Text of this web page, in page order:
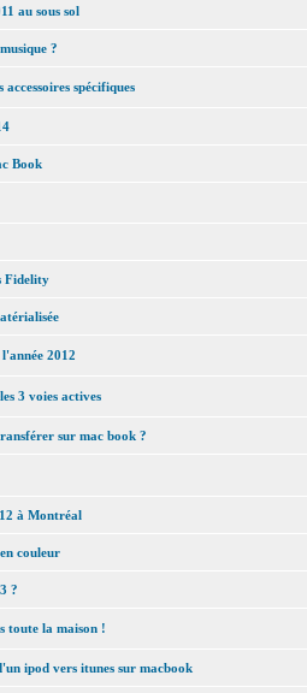
au sous sol
?
spécifiques
Book
Fidelity
2012
3 voies actives
sur mac book ?
à Montréal
couleur
?
toute la maison !
ipod vers itunes sur macbook